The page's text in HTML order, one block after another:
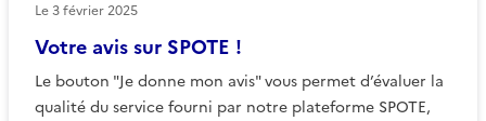
Votre avis sur SPOTE !
Le bouton "Je donne mon avis" vous permet d’évaluer la
qualité du service fourni par notre plateforme SPOTE,
Le3 février 2025